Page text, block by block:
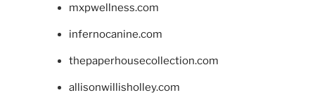
mxpwellness.com
infernocanine.com
thepaperhousecollection.com
allisonwillisholley.com